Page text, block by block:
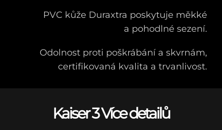
PVC kůže Duraxtra poskytuje měkké
a pohodlné sezení.
Odolnost proti poškrábání a skvrnám,
certifikovaná kvalita a trvanlivost.
Kaiser 3 Více detailů